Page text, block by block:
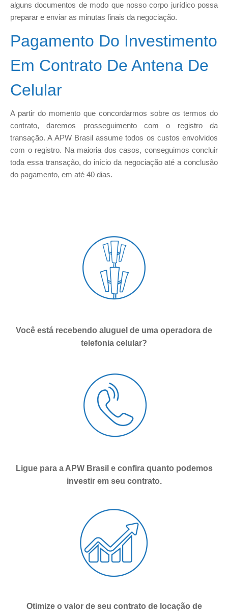
alguns documentos de modo que nosso corpo jurídico possa
preparar e enviar as minutas finais da negociação.
Pagamento Do Investimento
Em Contrato De Antena De
Celular
A partir do momento que concordarmos sobre os termos do
contrato, daremos prosseguimento com o registro da
transação. A APW Brasil assume todos os custos envolvidos
com o registro. Na maioria dos casos, conseguimos concluir
toda essa transação, do início da negociação até a conclusão
do pagamento, em até 40 dias.
Você está recebendo aluguel de uma operadora de
telefonia celular?
Ligue para a APW Brasil e confira quanto podemos
investir em seu contrato.
Otimize o valor de seu contrato de locação de